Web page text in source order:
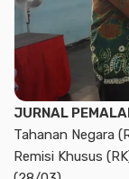
JURNAL
Tahanan Negara
Remisi Khusus